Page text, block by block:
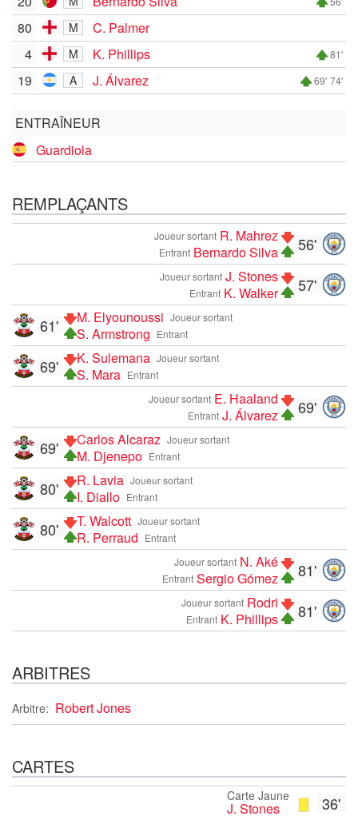
80 M
C. Palmer
4
M K. Phillips 81'
19 A J. Álvarez 69' 74'
ENTRAÎNEUR
Guardiola
REMPLAÇANTS
56'
Joueur sortant R. Mahrez
Entrant Bernardo Silva
57'
Joueur sortant J. Stones
Entrant K. Walker
Joueur sortant
M. Elyounoussi
Entrant
S. Armstrong
61'
Joueur sortant
K. Sulemana
Entrant
S. Mara
69'
69'
Joueur sortant E. Haaland
Entrant J. Álvarez
Joueur sortant
Carlos Alcaraz
Entrant
M. Djenepo
69'
Joueur sortant
R. Lavia
Entrant
I. Diallo
80'
Joueur sortant
T. Walcott
Entrant
R. Perraud
80'
81'
Joueur sortant N. Aké
Entrant Sergio Gómez
81'
Joueur sortant Rodri
Entrant K. Phillips
ARBITRES
Arbitre: Robert Jones
CARTES
36'
Carte Jaune
J. Stones